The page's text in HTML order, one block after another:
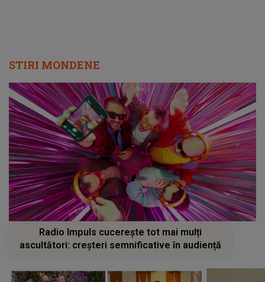
STIRI MONDENE
Radio Impuls cucerește tot mai mulți
ascultători: creșteri semnificative în audiență